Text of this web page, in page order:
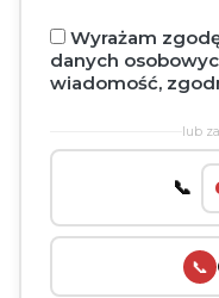
Wyrażam
danych
wiadomość,
lub
📞